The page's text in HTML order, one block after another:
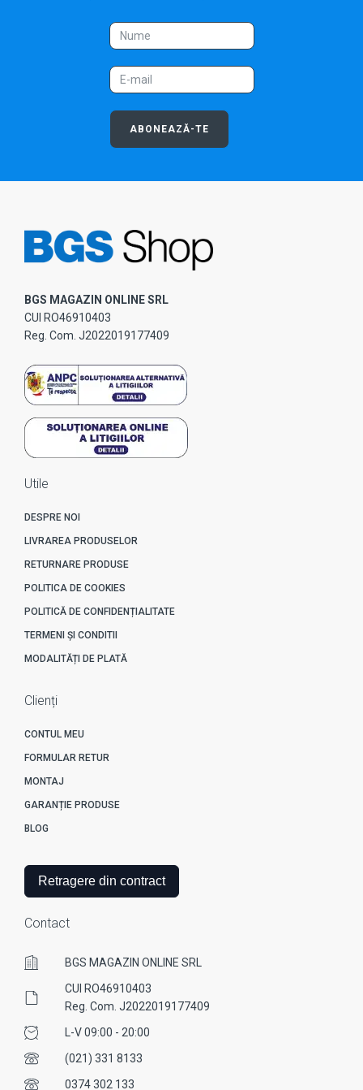
ABONEAZĂ-TE
BGS MAGAZIN ONLINE SRL
CUI RO46910403
Reg. Com. J2022019177409
Utile
DESPRE NOI
LIVRAREA PRODUSELOR
RETURNARE PRODUSE
POLITICA DE COOKIES
POLITICĂ DE CONFIDENȚIALITATE
TERMENI ȘI CONDITII
MODALITĂȚI DE PLATĂ
Clienți
CONTUL MEU
FORMULAR RETUR
MONTAJ
GARANȚIE PRODUSE
BLOG
Retragere din contract
Contact
BGS MAGAZIN ONLINE SRL
CUI RO46910403
Reg. Com. J2022019177409
L-V 09:00 - 20:00
(021) 331 8133
0374 302 133